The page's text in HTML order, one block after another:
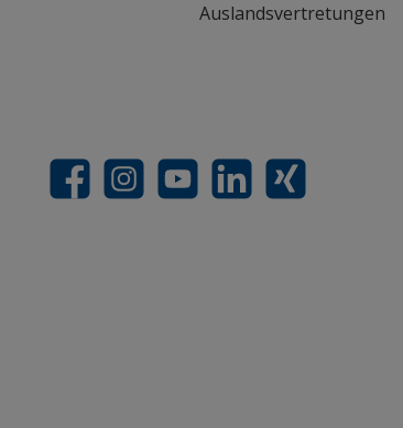
Auslandsvertretungen
FacebookInstagramYouTubeLinkedInXing